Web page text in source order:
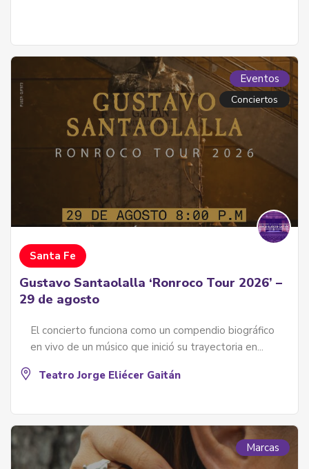
Eventos
Conciertos
Santa Fe
Gustavo Santaolalla ‘Ronroco Tour 2026’ –
29 de agosto
El concierto funciona como un compendio biográfico
en vivo de un músico que inició su trayectoria en...
Teatro Jorge Eliécer Gaitán
Marcas